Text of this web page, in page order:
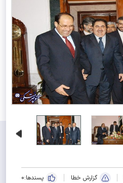
گزارش خطا پسندها:0